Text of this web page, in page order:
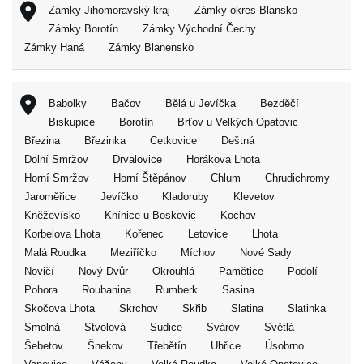
Zámky Jihomoravský kraj
Zámky okres Blansko
Zámky Borotín
Zámky Východní Čechy
Zámky Haná
Zámky Blanensko
Babolky Bačov Bělá u Jevíčka
Bezděčí
Biskupice
Borotín
Brťov u Velkých Opatovic
Březina
Březinka Cetkovice
Deštná
Dolní Smržov
Drvalovice
Horákova Lhota
Horní Smržov
Horní Štěpánov Chlum
Chrudichromy
Jaroměřice
Jevíčko Kladoruby
Klevetov
Kněževísko
Knínice u Boskovic
Kochov
Korbelova Lhota
Kořenec Letovice
Lhota
Malá Roudka
Meziříčko Míchov
Nové Sady
Novičí
Nový Dvůr Okrouhlá Pamětice
Podolí
Pohora
Roubanina Rumberk
Sasina
Skočova Lhota
Skrchov Skřib Slatina
Slatinka
Smolná
Stvolová Sudice Svárov
Světlá
Šebetov
Šnekov Třebětín Uhřice
Úsobrno